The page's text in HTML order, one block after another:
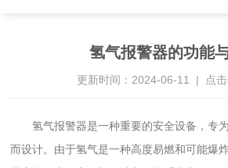
氢气报警器的功能
更新时间：2024-06-11 | 点
氢气报警器是一种重要的安全设备，专
而设计。由于氢气是一种高度易燃和可能爆